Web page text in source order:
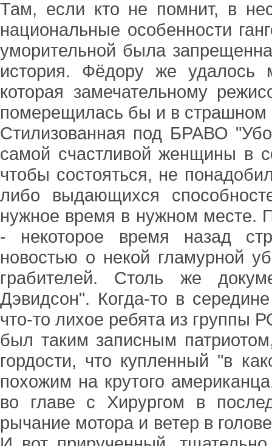
Там, если кто не помнит, в
национальные особенности
уморительной была
история. Фёдору же удалось
которая замечательному
померещилась бы и в страшном
Стилизованная под БРАВО
самой счастливой женщины в
чтобы состояться, не
либо выдающихся
нужное время в нужном месте.
- некоторое время назад
новостью о некой гламурной
грабителей. Столь же
Дэвидсон". Когда-то в
что-то лихое ребята из
был таким записным
гордости, что купленный "в
похожим на крутого
во главе с Хирургом в
рычание мотора и ветер в